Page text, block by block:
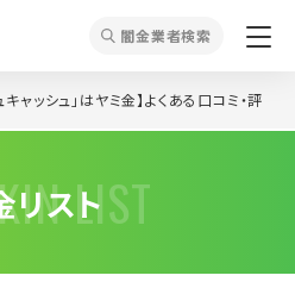
闇⾦業者検索
LIST
リスト
ャッシュ」はヤミ金】よくある口コミ・評
ャッシュ」はヤミ金】よくある口コミ・評